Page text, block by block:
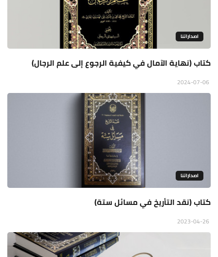
اصداراتنا
كتاب (نهاية الآمال في كيفية الرجوع إلى علم الرجال)
اصداراتنا
كتاب (نقد التأريخ في مسائل ستة)